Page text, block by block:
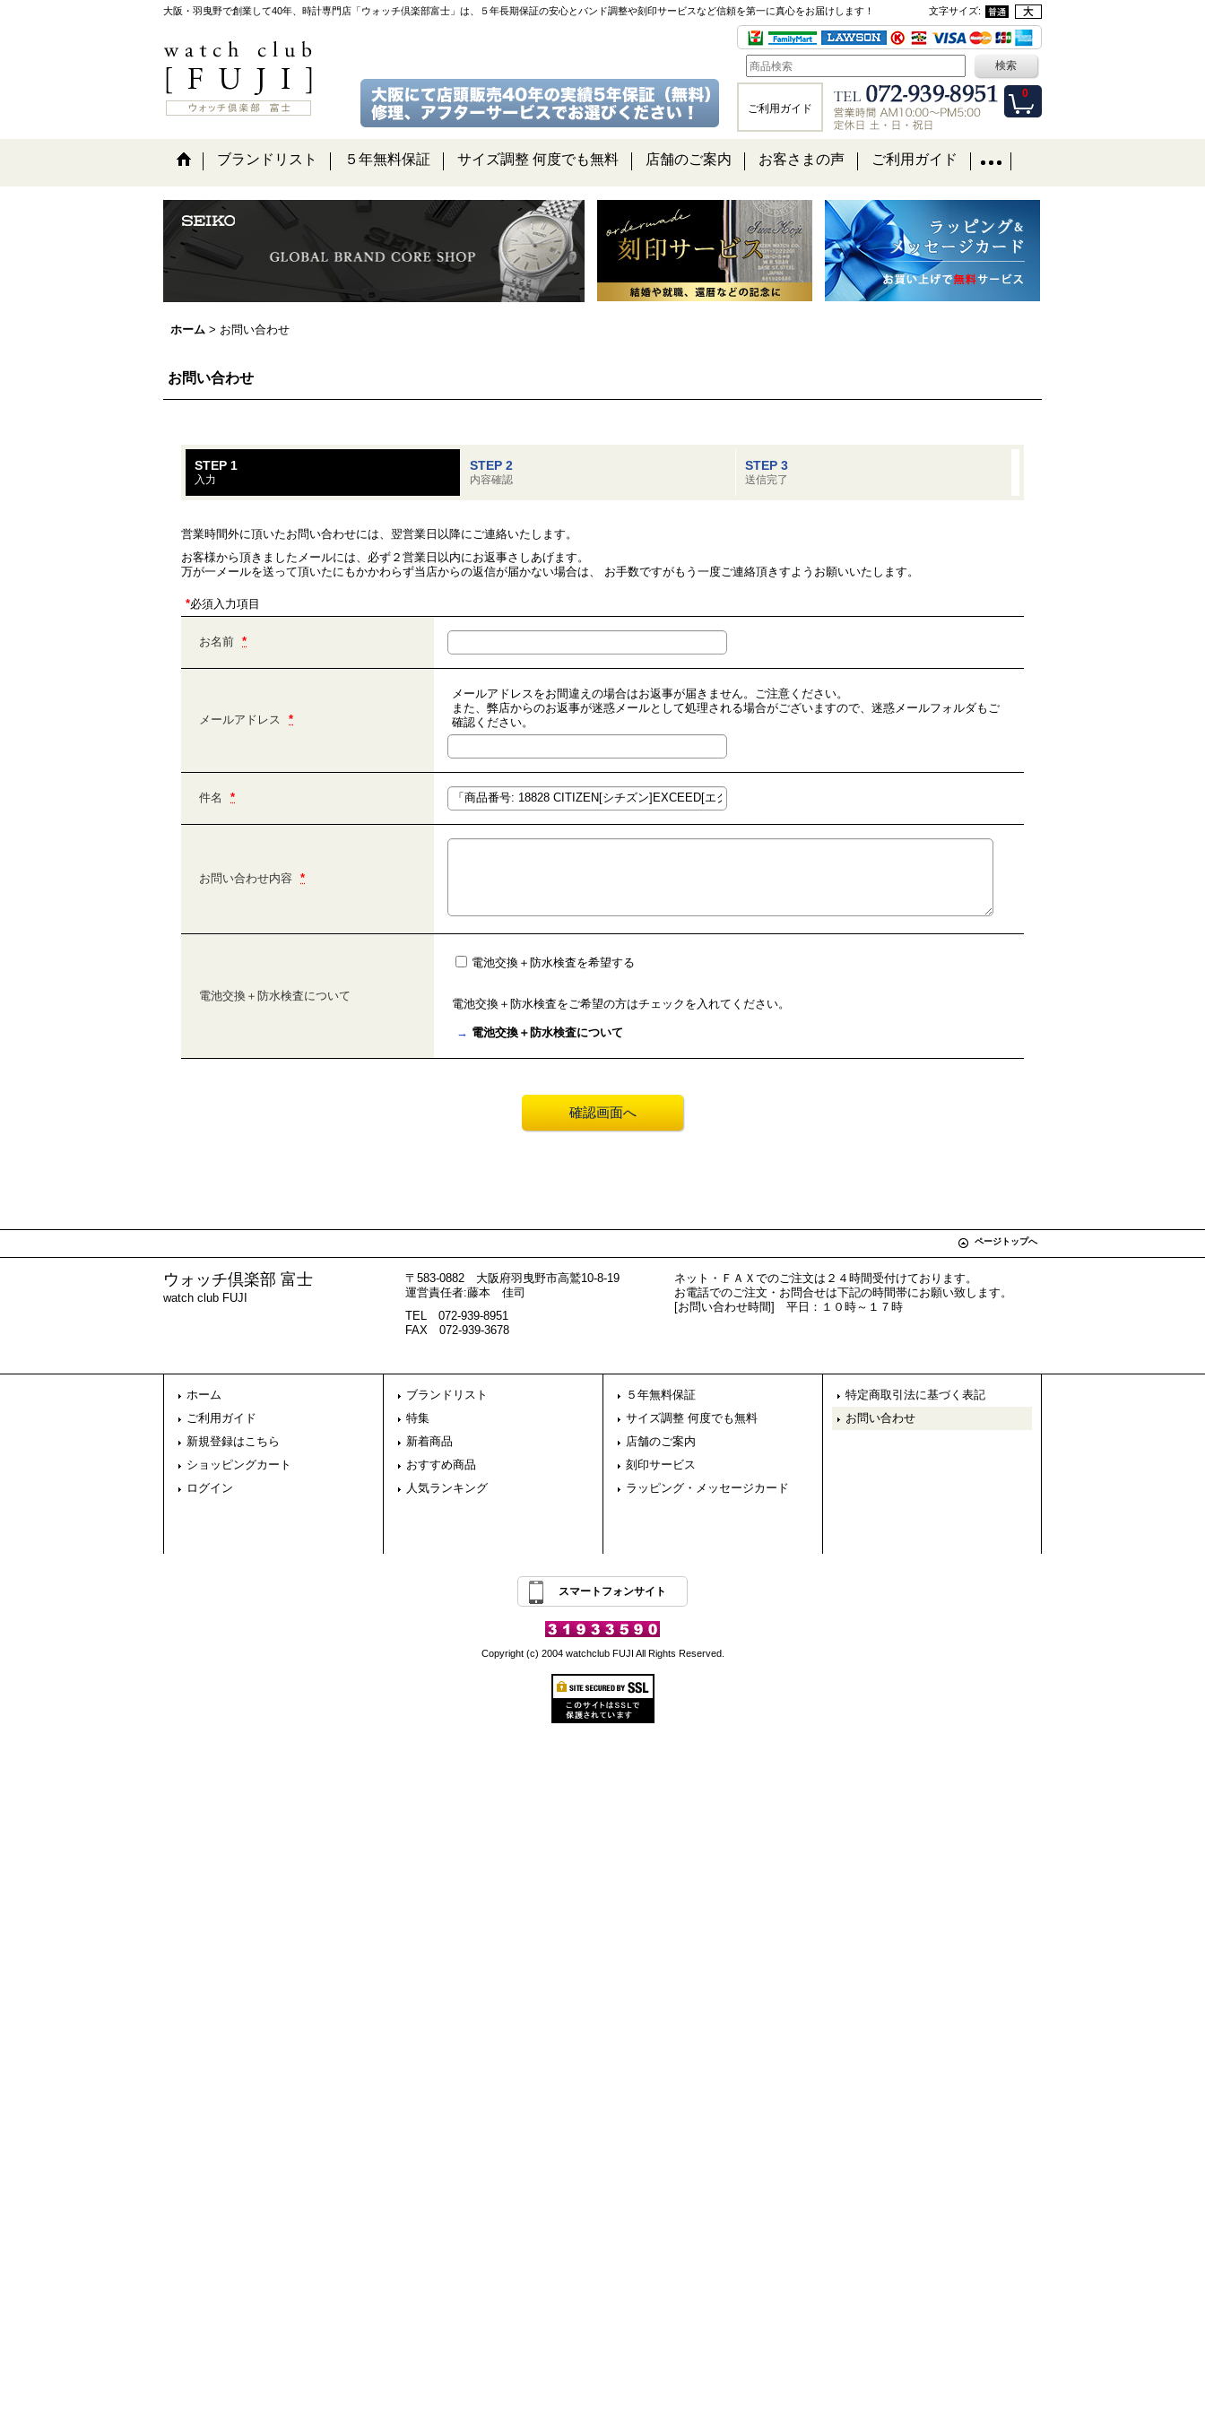
大阪・羽曳野で創業して40年、時計専門店「ウォッチ倶楽部富士」は、５年長期保証の安心とバンド調整や刻印サービスなど信頼を第一に真心をお届けします！ 文字サイズ:
0
ご利用ガイド
ブランドリスト ５年無料保証 サイズ調整 何度でも無料 店舗のご案内 お客さまの声 ご利用ガイド
ホーム > お問い合わせ
お問い合わせ
STEP 1
入力
STEP 2
内容確認
STEP 3
送信完了
営業時間外に頂いたお問い合わせには、翌営業日以降にご連絡いたします。
お客様から頂きましたメールには、必ず２営業日以内にお返事さしあげます。
万が一メールを送って頂いたにもかかわらず当店からの返信が届かない場合は、 お手数ですがもう一度ご連絡頂きすようお願いいたします。
*必須入力項目
お名前 *
メールアドレス *
メールアドレスをお間違えの場合はお返事が届きません。ご注意ください。
また、弊店からのお返事が迷惑メールとして処理される場合がございますので、迷惑メールフォルダもご
確認ください。
件名 *
お問い合わせ内容 *
電池交換＋防水検査について
電池交換＋防水検査を希望する
電池交換＋防水検査をご希望の方はチェックを入れてください。
→ 電池交換＋防水検査について
ページトップへ
ネット・ＦＡＸでのご注文は２４時間受付けております。
お電話でのご注文・お問合せは下記の時間帯にお願い致します。
[お問い合わせ時間] 平日：１０時～１７時
〒583-0882 大阪府羽曳野市高鷲10-8-19
運営責任者:藤本 佳司
TEL 072-939-8951
FAX 072-939-3678
ウォッチ倶楽部 富士
watch club FUJI
ホーム
ご利用ガイド
新規登録はこちら
ショッピングカート
ログイン
ブランドリスト
特集
新着商品
おすすめ商品
人気ランキング
５年無料保証
サイズ調整 何度でも無料
店舗のご案内
刻印サービス
ラッピング・メッセージカード
特定商取引法に基づく表記
お問い合わせ
スマートフォンサイト
Copyright (c) 2004 watchclub FUJI All Rights Reserved.